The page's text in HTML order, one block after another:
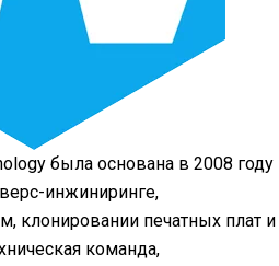
была основана в 2008 году
инжиниринге,
клонировании печатных плат и
команда,